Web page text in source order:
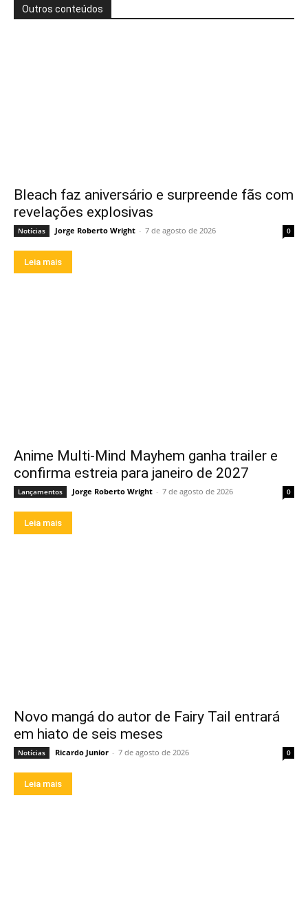
Outros conteúdos
Bleach faz aniversário e surpreende fãs com
revelações explosivas
Notícias Jorge Roberto Wright - 7 de agosto de 2026 0
Leia mais
Anime Multi-Mind Mayhem ganha trailer e
confirma estreia para janeiro de 2027
Lançamentos Jorge Roberto Wright - 7 de agosto de 2026 0
Leia mais
Novo mangá do autor de Fairy Tail entrará
em hiato de seis meses
Notícias Ricardo Junior - 7 de agosto de 2026 0
Leia mais